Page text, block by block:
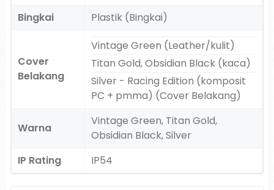
Bingkai
Plastik (Bingkai)
Cover
Belakang
Vintage Green (Leather/kulit)
Titan Gold, Obsidian Black (kaca)
Silver - Racing Edition (komposit
PC + pmma) (Cover Belakang)
Warna
Vintage Green, Titan Gold,
Obsidian Black, Silver
IP Rating
IP54